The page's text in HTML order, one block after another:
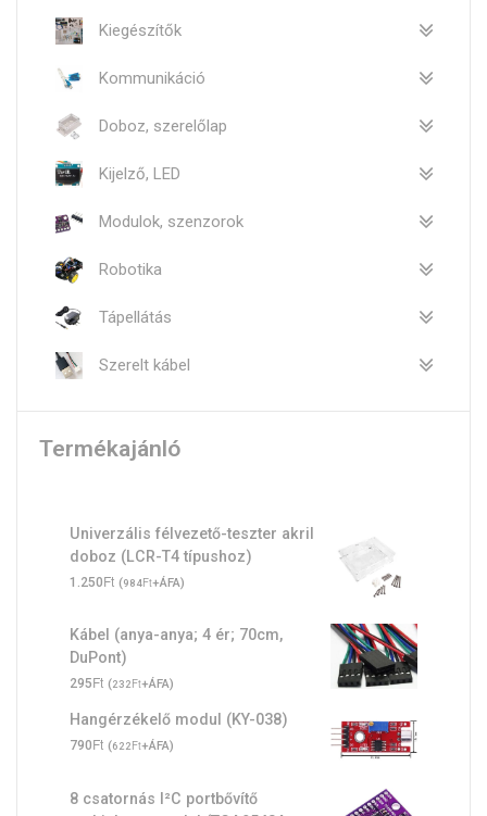
Kiegészítők
Kommunikáció
Doboz, szerelőlap
Kijelző, LED
Modulok, szenzorok
Robotika
Tápellátás
Szerelt kábel
Termékajánló
Univerzális félvezető-teszter akril
doboz (LCR-T4 típushoz)
1.250Ft (984Ft+ÁFA)
Kábel (anya-anya; 4 ér; 70cm,
DuPont)
295Ft (232Ft+ÁFA)
Hangérzékelő modul (KY-038)
790Ft (622Ft+ÁFA)
8 csatornás I²C portbővítő